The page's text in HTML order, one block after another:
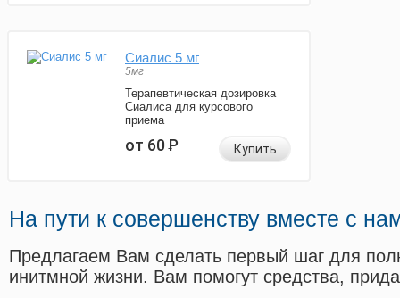
Сиалис 5 мг
5мг
Терапевтическая дозировка
Сиалиса для курсового
приема
от 60Р Купить
На пути к совершенству вместе с
Предлагаем Вам сделать первый шаг для
инитмной жизни. Вам помогут средства,